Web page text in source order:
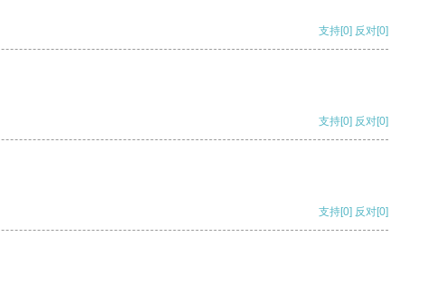
支持[0] 反对[0]
支持[0] 反对[0]
支持[0] 反对[0]